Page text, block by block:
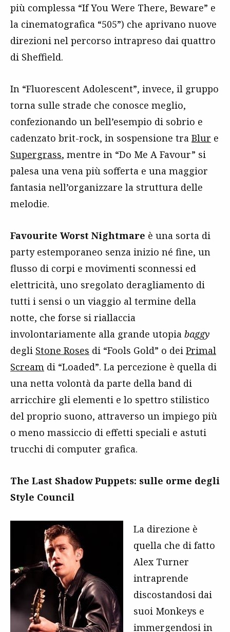
più complessa “If You Were There, Beware” e
la cinematografica “505”) che aprivano nuove
direzioni nel percorso intrapreso dai quattro
di Sheffield.
In “Fluorescent Adolescent”, invece, il gruppo
torna sulle strade che conosce meglio,
confezionando un bell’esempio di sobrio e
cadenzato brit-rock, in sospensione tra Blur e
Supergrass, mentre in “Do Me A Favour” si
palesa una vena più sofferta e una maggior
fantasia nell’organizzare la struttura delle
melodie.
Favourite Worst Nightmare è una sorta di
party estemporaneo senza inizio né fine, un
flusso di corpi e movimenti sconnessi ed
elettricità, uno sregolato deragliamento di
tutti i sensi o un viaggio al termine della
notte, che forse si riallaccia
involontariamente alla grande utopia baggy
degli Stone Roses di “Fools Gold” o dei Primal
Scream di “Loaded”. La percezione è quella di
una netta volontà da parte della band di
arricchire gli elementi e lo spettro stilistico
del proprio suono, attraverso un impiego più
o meno massiccio di effetti speciali e astuti
trucchi di computer grafica.
The Last Shadow Puppets: sulle orme degli
Style Council
La direzione è
quella che di fatto
Alex Turner
intraprende
discostandosi dai
suoi Monkeys e
immergendosi in